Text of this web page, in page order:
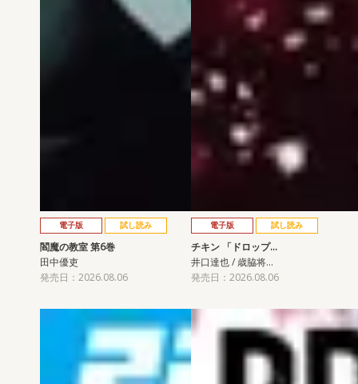
電子版 試し読み
閻魔の教室 第6巻
田中優吏
発売日：2026.08.06
電子版 試し読み
チキン 「ドロップ…
井口達也 / 歳脇将…
発売日：2026.08.06